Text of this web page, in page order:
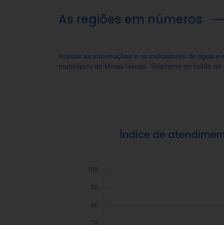
As regiões em números
Acesse as informações e os indicadores de água e
municípios de Minas Gerais. Selecione no botão ao
Índice de